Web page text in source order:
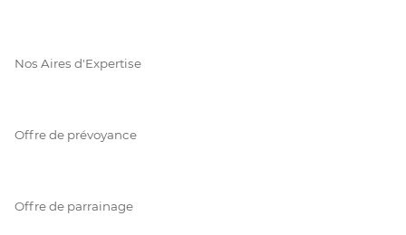
Nos Aires d'Expertise
Offre de prévoyance
Offre de parrainage